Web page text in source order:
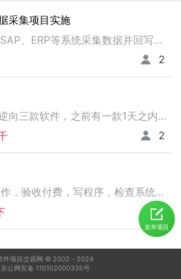
采集项目实施
RPA项目实施，从SAP、ERP等系统采集数据并回写。请注意以下要求，不符合者请勿扰！ 1、熟悉掌握国内主流RPA设计实施，如弘玑、来也、艺赛旗等产品； 2、有大中型企业RPA流程设计、实施项目经验； 3、非远程、需要现场实施！！！！！！！
2
1，项目简介 需要逆向三款软件，之前有一款1天之内有人已经逆向出来，交付给我了。 2，功能需求 逆向出来后，不做任何功能改变，做加密授权就可以了三、人员要求 3，人员要求 精通逆向，做事速度快。不拖延项目进度，能保持实时交流，按时交付。 平台功能可正常使用，无明显bug。 提供项目源码
2
网站更新，当天工作，验收付费，写程序，检查系统，更新资料库，按发现问题及时处理，写新的广州话A l软件
5
发布项目
件项目交易网 © 2002－2024
京公网安备 110102000335号